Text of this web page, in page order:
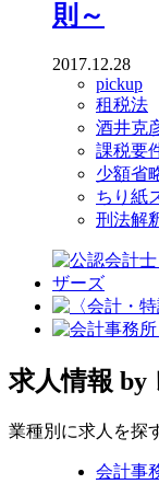
則～
2017.12.28
pickup
租税法
酒井克
課税要
少額省
ちり紙
刑法解
求人情報 by
業種別に求人を探
会計事